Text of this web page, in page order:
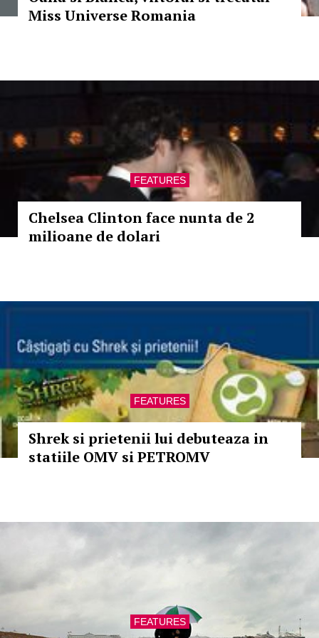
Miss Universe Romania
FEATURES
Chelsea Clinton face nunta de 2
milioane de dolari
FEATURES
Shrek si prietenii lui debuteaza in
statiile OMV si PETROMV
FEATURES